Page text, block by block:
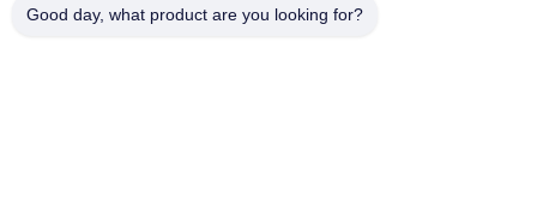
0086-153-7406-6785
Good day, what product are you looking for?